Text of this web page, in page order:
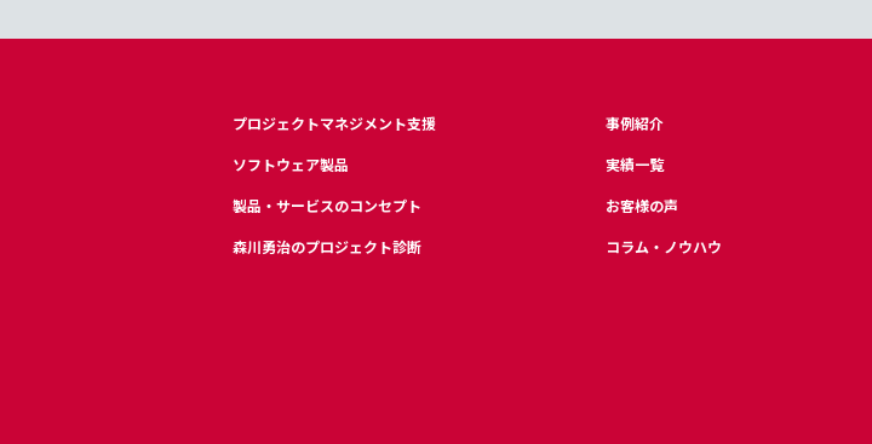
プロジェクトマネジメント支援
ソフトウェア製品
製品・サービスのコンセプト
森川勇治のプロジェクト診断
事例紹介
実績一覧
お客様の声
コラム・ノウハウ